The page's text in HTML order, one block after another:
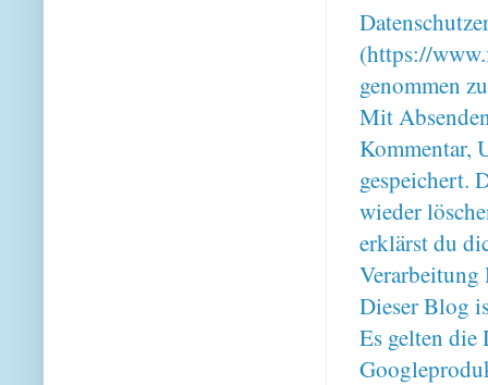
(https://
genommen
Mit
Kommentar,
gespeichert.
wieder
erklärst du
Verarbeitung
Dieser Blog
Es gelten